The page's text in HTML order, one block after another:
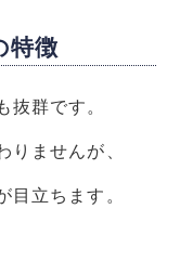
特徴
抜群です。
りませんが、
目立ちます。